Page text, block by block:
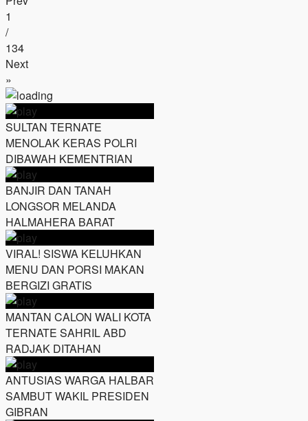
1
/
134
Next
»
SULTAN TERNATE
MENOLAK KERAS POLRI
DIBAWAH KEMENTRIAN
BANJIR DAN TANAH
LONGSOR MELANDA
HALMAHERA BARAT
VIRAL! SISWA KELUHKAN
MENU DAN PORSI MAKAN
BERGIZI GRATIS
MANTAN CALON WALI KOTA
TERNATE SAHRIL ABD
RADJAK DITAHAN
ANTUSIAS WARGA HALBAR
SAMBUT WAKIL PRESIDEN
GIBRAN